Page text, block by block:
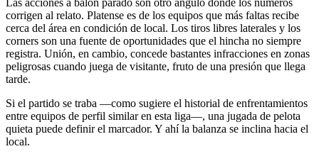
Las acciones a balón parado son otro ángulo donde los números
corrigen al relato. Platense es de los equipos que más faltas recibe
cerca del área en condición de local. Los tiros libres laterales y los
corners son una fuente de oportunidades que el hincha no siempre
registra. Unión, en cambio, concede bastantes infracciones en zonas
peligrosas cuando juega de visitante, fruto de una presión que llega
tarde.
Si el partido se traba —como sugiere el historial de enfrentamientos
entre equipos de perfil similar en esta liga—, una jugada de pelota
quieta puede definir el marcador. Y ahí la balanza se inclina hacia el
local.